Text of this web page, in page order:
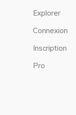
Explorer
Connexion
Inscription
Pro